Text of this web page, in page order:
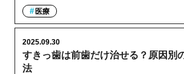
医療
すきっ歯は前歯だけ治せる？原因別
法
2025.09.30